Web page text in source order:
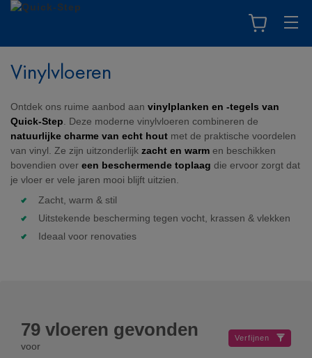
Vinylvloeren
Ontdek ons ruime aanbod aan vinylplanken en -tegels van
Quick-Step . Deze moderne vinylvloeren combineren de
natuurlijke charme van echt hout met de praktische voordelen
van vinyl. Ze zijn uitzonderlijk zacht en warm en beschikken
bovendien over een beschermende toplaag die ervoor zorgt dat
je vloer er vele jaren mooi blijft uitzien.
Zacht, warm & stil
Uitstekende bescherming tegen vocht, krassen & vlekken
Ideaal voor renovaties
79 vloeren gevonden
voor
Verfijnen